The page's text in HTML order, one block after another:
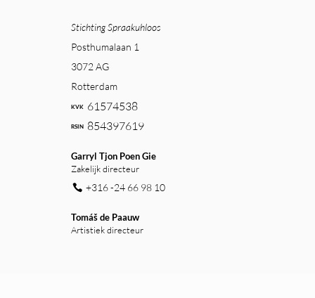
Stichting Spraakuhloos
Posthumalaan 1
3072 AG
Rotterdam
61574538
854397619
Garryl Tjon Poen Gie
Zakelijk directeur
+316 -24 66 98 10
Tomáš de Paauw
Artistiek directeur